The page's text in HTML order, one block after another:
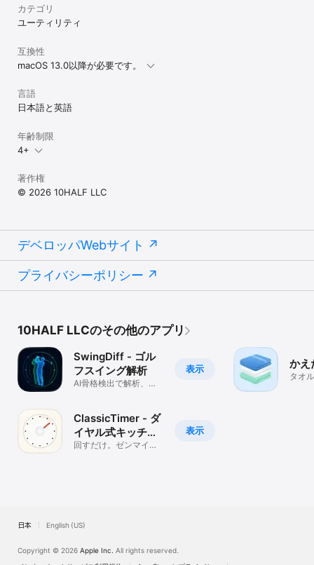
カテゴリ
ユーティリティ
互換性
macOS 13.0以降が必要です。
言語
日本語と英語
年齢制限
4+
著作権
© 2026 10HALF LLC
デベロッパWebサイト
プライバシーポリシー
10HALF LLCのその他のアプリ
表示
SwingDiff - ゴル
フスイング解析
AI骨格検出で解析、お
表示
ClassicTimer - ダ
イヤル式キッチン
タイマー
回すだけ。ゼンマイ式
かえ
タオ
日本 English (US)
Copyright © 2026 Apple Inc. All rights reserved.